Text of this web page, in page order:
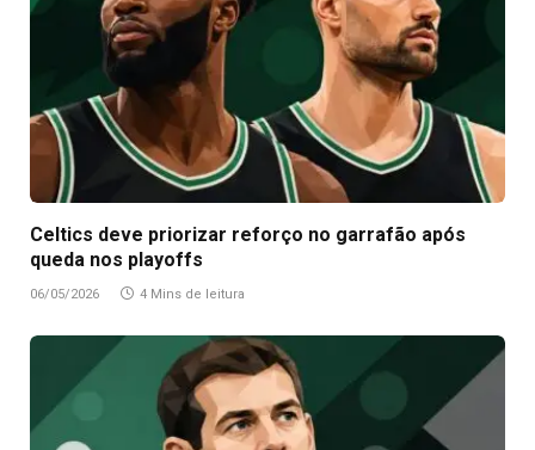
Celtics deve priorizar reforço no garrafão após
queda nos playoffs
06/05/2026 4 Mins de leitura